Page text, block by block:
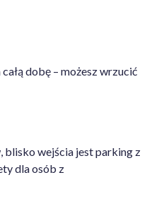
dobę – możesz wrzucić
blisko wejścia jest parking z
dla osób z